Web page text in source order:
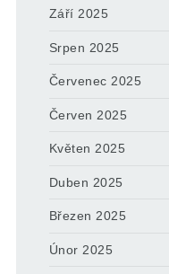
Září 2025
Srpen 2025
Červenec 2025
Červen 2025
Květen 2025
Duben 2025
Březen 2025
Únor 2025